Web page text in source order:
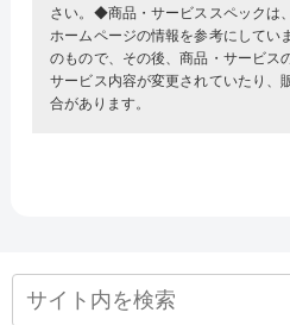
さい。◆商品・サービススペックは
ホームページの情報を参考にして
のもので、その後、商品・サービス
サービス内容が変更されていたり、
合があります。